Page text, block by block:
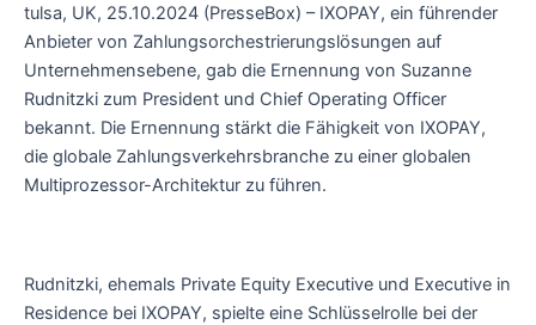
tulsa, UK, 25.10.2024 (PresseBox) – IXOPAY, ein führender
Anbieter von Zahlungsorchestrierungslösungen auf
Unternehmensebene, gab die Ernennung von Suzanne
Rudnitzki zum President und Chief Operating Officer
bekannt. Die Ernennung stärkt die Fähigkeit von IXOPAY,
die globale Zahlungsverkehrsbranche zu einer globalen
Multiprozessor-Architektur zu führen.
Rudnitzki, ehemals Private Equity Executive und Executive in
Residence bei IXOPAY, spielte eine Schlüsselrolle bei der